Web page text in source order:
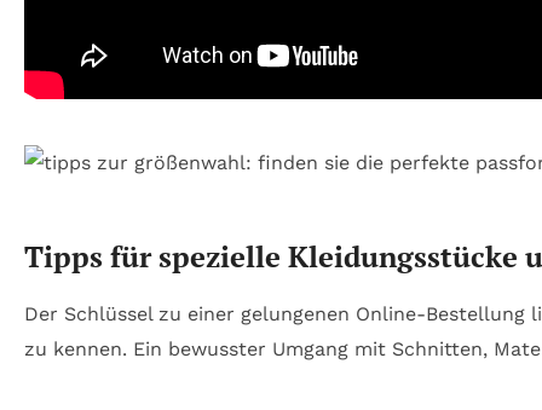
Tipps für spezielle Kleidungsstücke
Der Schlüssel zu einer gelungenen Online-
zu kennen. Ein bewusster Umgang mit Schnitten,